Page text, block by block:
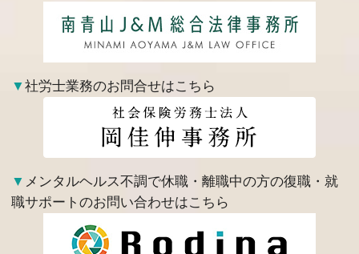
▼社労士業務のお問合せはこちら
▼ メンタルヘルス不調で休職・離職中の方の復職・就
職サポートのお問い合わせはこちら